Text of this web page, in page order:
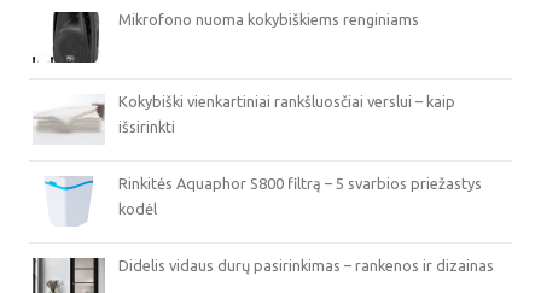
Mikrofono nuoma kokybiškiems renginiams
Kokybiški vienkartiniai rankšluosčiai verslui – kaip
išsirinkti
Rinkitės Aquaphor S800 filtrą – 5 svarbios priežastys
kodėl
Didelis vidaus durų pasirinkimas – rankenos ir dizainas